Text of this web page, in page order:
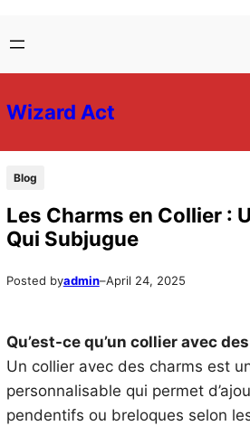
to
content
to
content
Wizard Act
Blog
Les Charms en Collier :
Qui Subjugue
Posted byadmin–April 24, 2025
Qu’est-ce qu’un collier avec
Un collier avec des charms est
personnalisable qui permet
pendentifs ou breloques selon